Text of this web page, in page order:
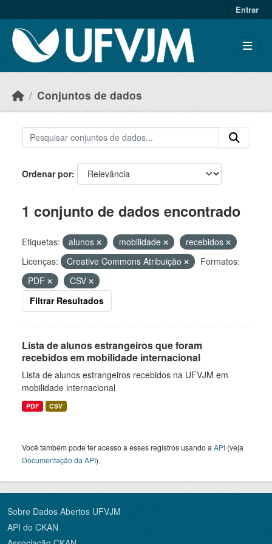
Entrar
Conjuntos de dados
Ordenar por
1 conjunto de dados encontrado
Etiquetas: alunos mobilidade
recebidos
Licenças:
Creative Commons Atribuição
Formatos:
PDF
CSV
Filtrar Resultados
Lista de alunos estrangeiros que foram
recebidos em mobilidade internacional
Lista de alunos estrangeiros recebidos na UFVJM em
mobilidade internacional
PDF CSV
Você também pode ter acesso a esses registros usando a API (veja
Documentação da API).
Sobre Dados Abertos UFVJM
API do CKAN